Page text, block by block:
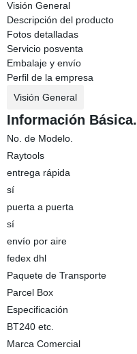
Visión General
Descripción del producto
Fotos detalladas
Servicio posventa
Embalaje y envío
Perfil de la empresa
Visión General
Información Básica.
No. de Modelo.
Raytools
entrega rápida
sí
puerta a puerta
sí
envío por aire
fedex dhl
Paquete de Transporte
Parcel Box
Especificación
BT240 etc.
Marca Comercial